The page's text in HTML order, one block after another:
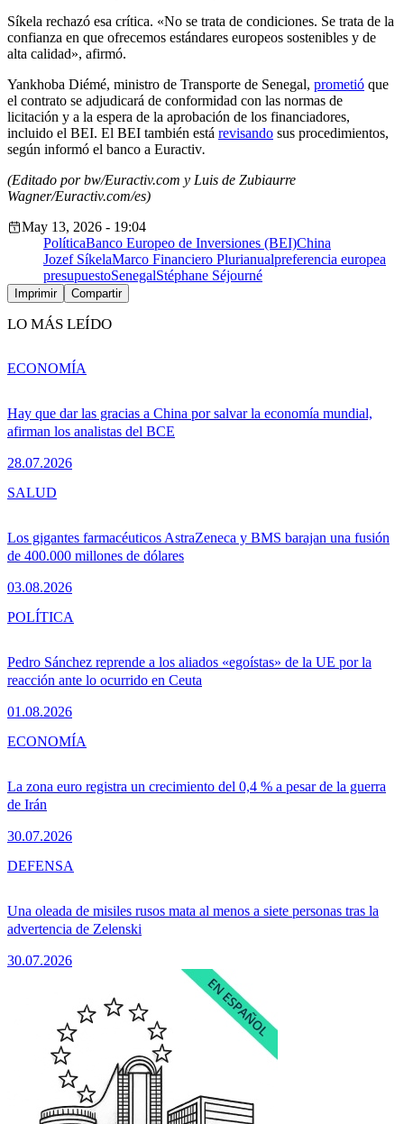
Síkela rechazó esa crítica. «No se trata de condiciones. Se trata de la
confianza en que ofrecemos estándares europeos sostenibles y de
alta calidad», afirmó.
Yankhoba Diémé, ministro de Transporte de Senegal, prometió que
el contrato se adjudicará de conformidad con las normas de
licitación y a la espera de la aprobación de los financiadores,
incluido el BEI. El BEI también está revisando sus procedimientos,
según informó el banco a Euractiv.
(Editado por bw/Euractiv.com y Luis de Zubiaurre
Wagner/Euractiv.com/es)
May 13, 2026 - 19:04
PolíticaBanco Europeo de Inversiones (BEI)China
Jozef SíkelaMarco Financiero Plurianualpreferencia europea
presupuestoSenegalStéphane Séjourné
Imprimir Compartir
LO MÁS LEÍDO
Hay que dar las gracias a China por salvar la economía mundial,
afirman los analistas del BCE
28.07.2026
ECONOMÍA
Los gigantes farmacéuticos AstraZeneca y BMS barajan una fusión
de 400.000 millones de dólares
03.08.2026
SALUD
Pedro Sánchez reprende a los aliados «egoístas» de la UE por la
reacción ante lo ocurrido en Ceuta
01.08.2026
POLÍTICA
La zona euro registra un crecimiento del 0,4 % a pesar de la guerra
de Irán
30.07.2026
ECONOMÍA
Una oleada de misiles rusos mata al menos a siete personas tras la
advertencia de Zelenski
30.07.2026
DEFENSA